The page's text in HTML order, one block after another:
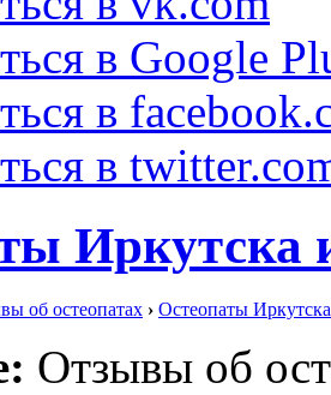
в Google
в
в
Иркутска
об остеопатах › Остеопаты
Отзывы об